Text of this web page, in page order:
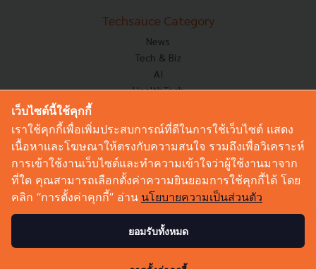
Techsauce Category
News
Tech & Biz
AI
HealthTech
Corp Innov
Saucy Thoughts
Sustainable
Videos
Podcast
เว็บไซต์นี้ใช้คุกกี้
เราใช้คุกกี้เพื่อเพิ่มประสบการณ์ที่ดีในการใช้เว็บไซต์ แสดง
เนื้อหาและโฆษณาให้ตรงกับความสนใจ รวมถึงเพื่อวิเคราะห์
การเข้าใช้งานเว็บไซต์และทำความเข้าใจว่าผู้ใช้งานมาจาก
ที่ใด คุณสามารถเลือกตั้งค่าความยินยอมการใช้คุกกี้ได้ โดย
คลิก “การตั้งค่าคุกกี้” อ่าน นโยบายความเป็นส่วนตัว
ยอมรับทั้งหมด